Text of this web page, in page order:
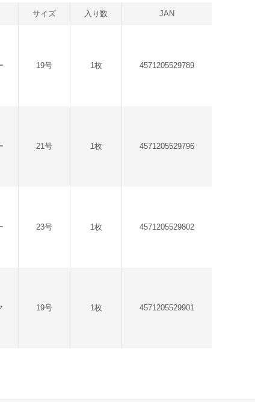
サイズ 入り数 JAN
19号 1枚 4571205529789
21号 1枚 4571205529796
23号 1枚 4571205529802
19号 1枚 4571205529901